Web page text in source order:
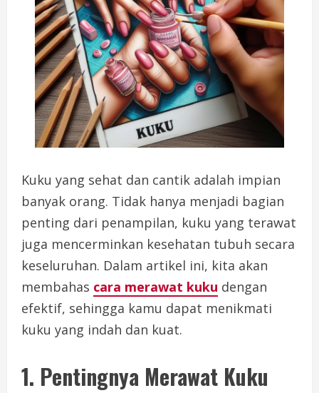
Kuku yang sehat dan cantik adalah impian
banyak orang. Tidak hanya menjadi bagian
penting dari penampilan, kuku yang terawat
juga mencerminkan kesehatan tubuh secara
keseluruhan. Dalam artikel ini, kita akan
membahas cara merawat kuku dengan
efektif, sehingga kamu dapat menikmati
kuku yang indah dan kuat.
1. Pentingnya Merawat Kuku